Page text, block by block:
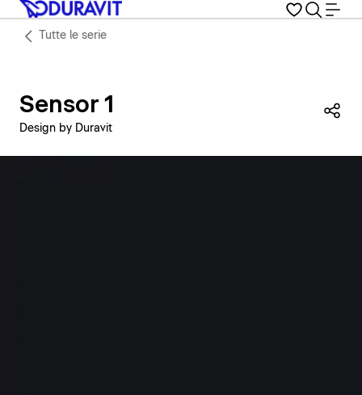
Tutte le serie
Sensor 1
Design by Duravit